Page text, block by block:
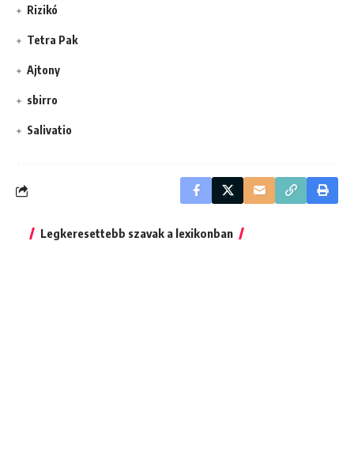
Rizikó
Tetra Pak
Ajtony
sbirro
Salivatio
Legkeresettebb szavak a lexikonban